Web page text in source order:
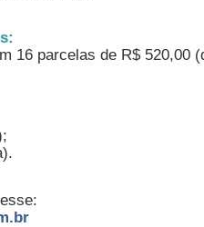
16 parcelas de R$ 520,00